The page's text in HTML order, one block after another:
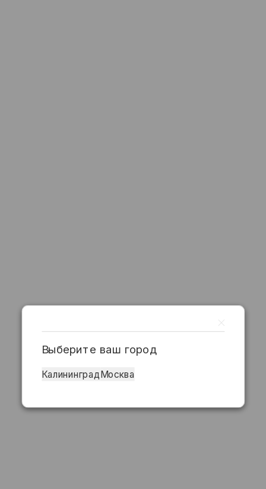
Выберите ваш город
КалининградМосква